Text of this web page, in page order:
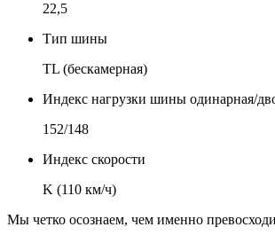
22,5
Тип шины
TL (бескамерная)
Индекс нагрузки шины одинарная/
152/148
Индекс скорости
K (110 км/ч)
Мы четко осознаем, чем именно